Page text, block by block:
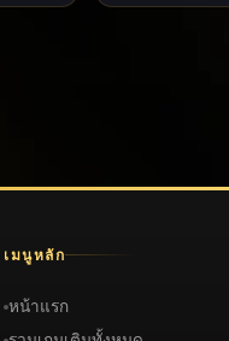
เมนูหลัก
หน้าแรก